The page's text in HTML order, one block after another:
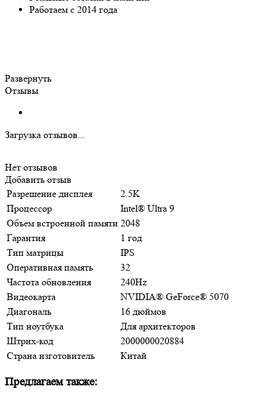
Работаем с 2014 года
Развернуть
Отзывы
Загрузка отзывов...
Нет отзывов
Добавить отзыв
Разрешение дисплея
2.5K
Процессор
Intel® Ultra 9
Объем встроенной памяти 2048
Гарантия
1 год
Тип матрицы
IPS
Оперативная память
32
Частота обновления
240Hz
Видеокарта
NVIDIА® GеFоrсе® 5070
Диагональ
16 дюймов
Тип ноутбука
Для архитекторов
Штрих-код
2000000020884
Страна изготовитель
Китай
Предлагаем также: